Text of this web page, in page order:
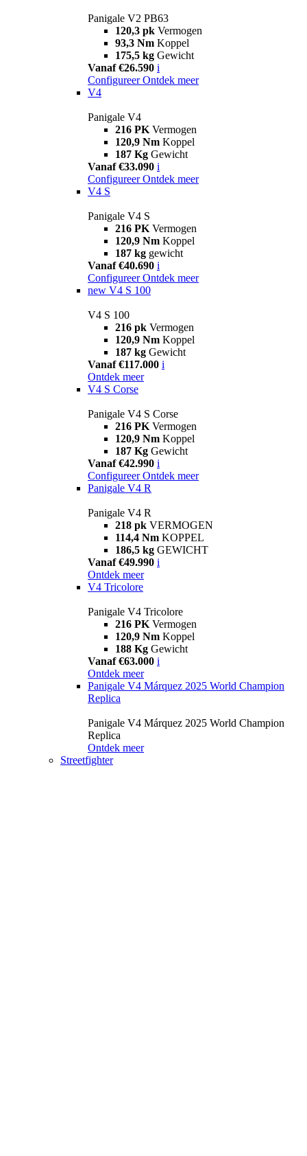
Panigale V2 PB63
120,3 pk Vermogen
93,3 Nm Koppel
175,5 kg Gewicht
Vanaf €26.590 i
Configureer Ontdek meer
V4
Panigale V4
216 PK Vermogen
120,9 Nm Koppel
187 Kg Gewicht
Vanaf €33.090 i
Configureer Ontdek meer
V4 S
Panigale V4 S
216 PK Vermogen
120,9 Nm Koppel
187 kg gewicht
Vanaf €40.690 i
Configureer Ontdek meer
new V4 S 100
V4 S 100
216 pk Vermogen
120,9 Nm Koppel
187 kg Gewicht
Vanaf €117.000 i
Ontdek meer
V4 S Corse
Panigale V4 S Corse
216 PK Vermogen
120,9 Nm Koppel
187 Kg Gewicht
Vanaf €42.990 i
Configureer Ontdek meer
Panigale V4 R
Panigale V4 R
218 pk VERMOGEN
114,4 Nm KOPPEL
186,5 kg GEWICHT
Vanaf €49.990 i
Ontdek meer
V4 Tricolore
Panigale V4 Tricolore
216 PK Vermogen
120,9 Nm Koppel
188 Kg Gewicht
Vanaf €63.000 i
Ontdek meer
Panigale V4 Márquez 2025 World Champion
Replica
Panigale V4 Márquez 2025 World Champion
Replica
Ontdek meer
Streetfighter